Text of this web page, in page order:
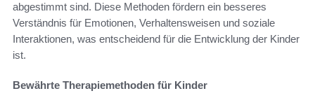
abgestimmt sind. Diese Methoden fördern ein besseres
Verständnis für Emotionen, Verhaltensweisen und soziale
Interaktionen, was entscheidend für die Entwicklung der Kinder
ist.
Bewährte Therapiemethoden für Kinder